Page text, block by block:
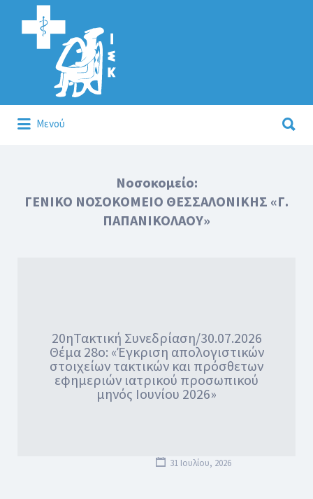
Αναζήτηση
για:
Μενού
για:
Νοσοκομείο:
ΓΕΝΙΚΟ ΝΟΣΟΚΟΜΕΙΟ ΘΕΣΣΑΛΟΝΙΚΗΣ «Γ.
ΠΑΠΑΝΙΚΟΛΑΟΥ»
20ηΤακτική Συνεδρίαση/30.07.2026
Θέμα 28ο: «Έγκριση απολογιστικών
στοιχείων τακτικών και πρόσθετων
εφημεριών ιατρικού προσωπικού
μηνός Ιουνίου 2026»
31 Ιουλίου, 2026